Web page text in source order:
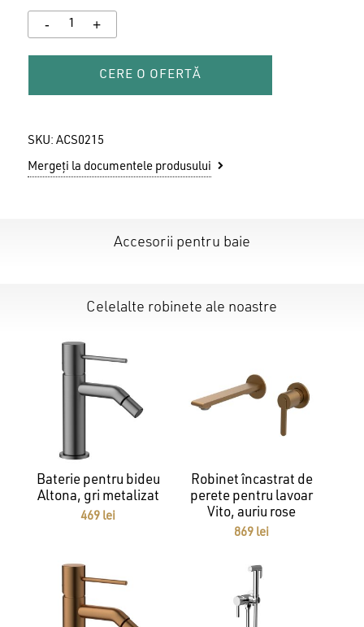
Nu ai niciun produs în coș.
CERE O OFERTĂ
SKU: ACS0215
Mergeți la documentele produsului
Accesorii pentru baie
Celelalte robinete ale noastre
Baterie pentru bideu
Altona, gri metalizat
469 lei
Robinet încastrat de
perete pentru lavoar
Vito, auriu rose
869 lei